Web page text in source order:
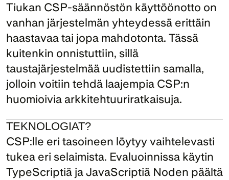
Tiukan CSP-säännöstön käyttöönotto on
vanhan järjestelmän yhteydessä erittäin
haastavaa tai jopa mahdotonta. Tässä
kuitenkin onnistuttiin, sillä
taustajärjestelmää uudistettiin samalla,
jolloin voitiin tehdä laajempia CSP:n
huomioivia arkkitehtuuriratkaisuja.
TEKNOLOGIAT?
CSP:lle eri tasoineen löytyy vaihtelevasti
tukea eri selaimista. Evaluoinnissa käytin
TypeScriptiä ja JavaScriptiä Noden päältä